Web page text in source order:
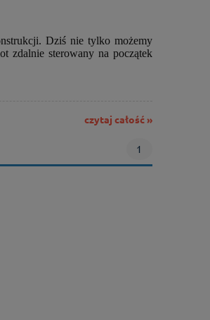
Dziś nie tylko możemy
zdalnie sterowany na początek
czytaj całość »
1